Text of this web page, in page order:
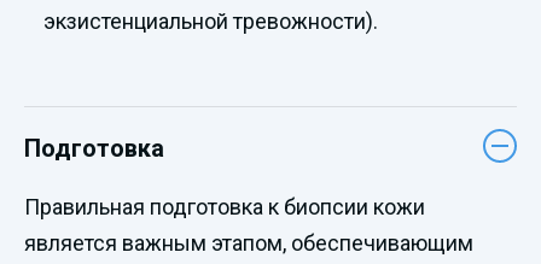
экзистенциальной тревожности).
Подготовка
Правильная подготовка к биопсии кожи
является важным этапом, обеспечивающим